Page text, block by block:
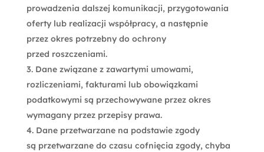
prowadzenia dalszej komunikacji, przygotowania
oferty lub realizacji współpracy, a następnie
przez okres potrzebny do ochrony
przed roszczeniami.
Dane związane z zawartymi umowami,
rozliczeniami, fakturami lub obowiązkami
podatkowymi są przechowywane przez okres
wymagany przez przepisy prawa.
Dane przetwarzane na podstawie zgody
są przetwarzane do czasu cofnięcia zgody, chyba